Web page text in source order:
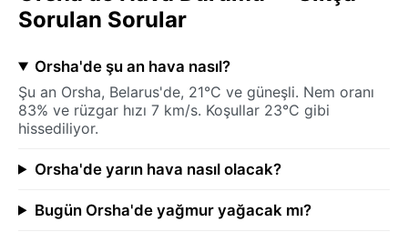
Sorulan Sorular
Orsha'de şu an hava nasıl?
Şu an Orsha, Belarus'de, 21°C ve güneşli. Nem oranı
83% ve rüzgar hızı 7 km/s. Koşullar 23°C gibi
hissediliyor.
Orsha'de yarın hava nasıl olacak?
Bugün Orsha'de yağmur yağacak mı?